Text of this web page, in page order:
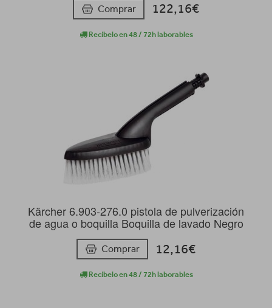
Comprar 122,16€
Recíbelo en 48 / 72h laborables
Kärcher 6.903-276.0 pistola de pulverización
de agua o boquilla Boquilla de lavado Negro
Comprar 12,16€
Recíbelo en 48 / 72h laborables